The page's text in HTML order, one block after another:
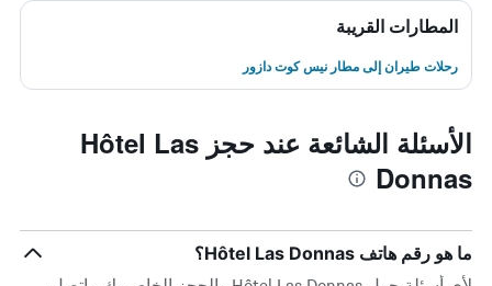
المطارات القريبة
رحلات طيران إلى مطار نيس كوت دازور
الأسئلة الشائعة عند حجز Hôtel Las
Donnas
ما هو رقم هاتف Hôtel Las Donnas؟